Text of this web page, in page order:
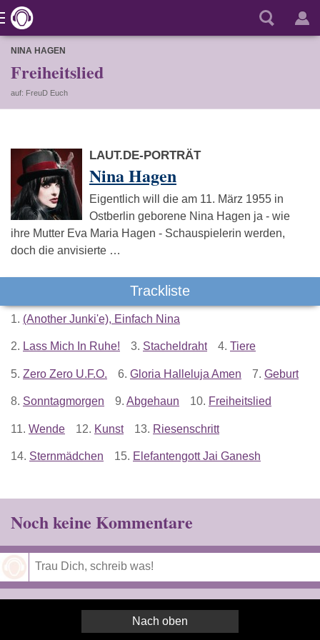
NINA HAGEN
Freiheitslied
auf: FreuD Euch
LAUT.DE-PORTRÄT
Nina Hagen
Eigentlich will die am 11. März 1955 in
Ostberlin geborene Nina Hagen ja - wie
ihre Mutter Eva Maria Hagen - Schauspielerin werden,
doch die anvisierte …
Trackliste
1. (Another Junki'e), Einfach Nina
2. Lass Mich In Ruhe! 3. Stacheldraht 4. Tiere
5. Zero Zero U.F.O. 6. Gloria Halleluja Amen 7. Geburt
8. Sonntagmorgen 9. Abgehaun 10. Freiheitslied
11. Wende 12. Kunst 13. Riesenschritt
14. Sternmädchen 15. Elefantengott Jai Ganesh
Noch keine Kommentare
Nach oben